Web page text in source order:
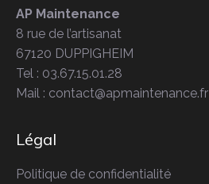
AP Maintenance
8 rue de l’artisanat
67120 DUPPIGHEIM
Tel : 03.67.15.01.28
Mail : contact@apmaintenance.fr
Légal
Politique de confidentialité